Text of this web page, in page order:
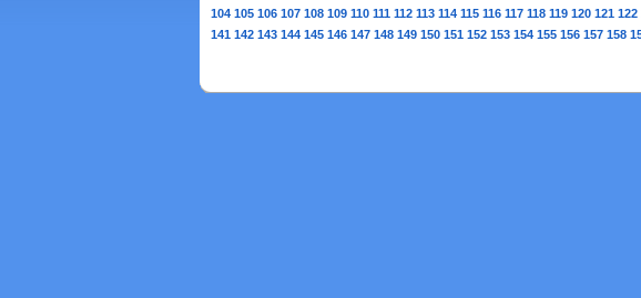
104 105 106 107 108 109 110 111 112 113 114 115 116 117 118 119 120 121 122
141 142 143 144 145 146 147 148 149 150 151 152 153 154 155 156 157 158